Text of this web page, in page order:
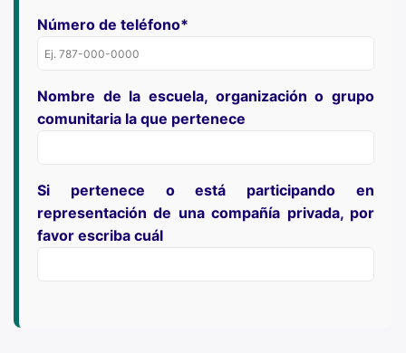
Número de teléfono*
Nombre de la escuela, organización o grupo
comunitaria la que pertenece
Si pertenece o está participando en
representación de una compañía privada, por
favor escriba cuál